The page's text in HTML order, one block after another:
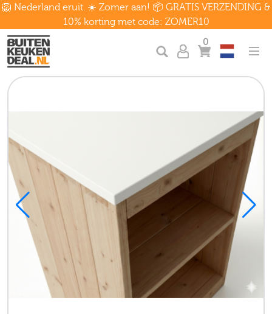
🦁 Nederland eruit. ☀️ Zomer aan! 📦 GRATIS VERZENDING &
10% korting met code: ZOMER10
0